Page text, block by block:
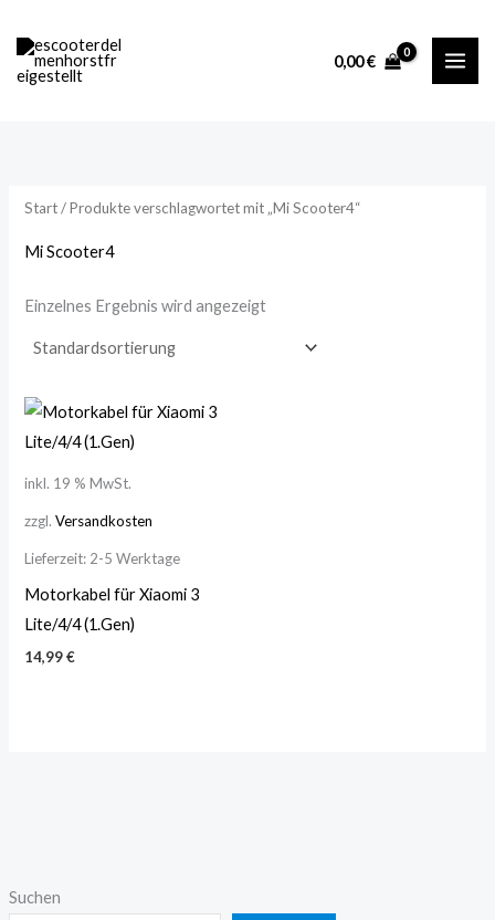
Inhalt
springen
0,00€
Suchen
i
n
e
i
e
Start/ Produkte verschlagwortet mit „Mi Scooter4“
Mi Scooter4
Einzelnes Ergebnis wird angezeigt
inkl. 19 % MwSt.
zzgl.Versandkosten
Lieferzeit: 2-5 Werktage
Motorkabel für Xiaomi 3
Lite/4/4 (1.Gen)
14,99€